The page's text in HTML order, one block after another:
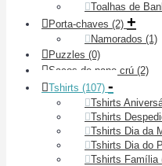
Toalhas de
Porta-chaves (2) +
Namorados (1)
Puzzles (0)
Sacos de pano crú (2)
Tshirts (107) -
Tshirts
Tshirts
Tshirts Dia da
Tshirts Dia do
Tshirts Família